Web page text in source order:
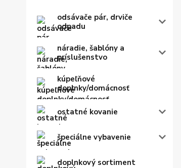
odsávače pár, drviče
odpadu
náradie, šablóny a
príslušenstvo
kúpeľňové
doplnky/domácnosť
ostatné kovanie
špeciálne vybavenie
doplnkový sortiment